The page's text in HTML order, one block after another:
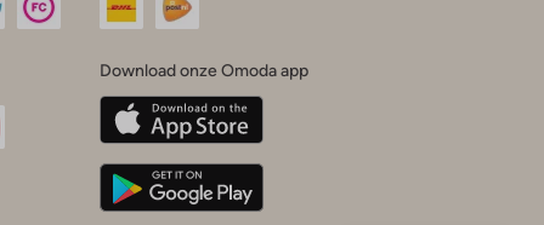
Download onze Omoda app